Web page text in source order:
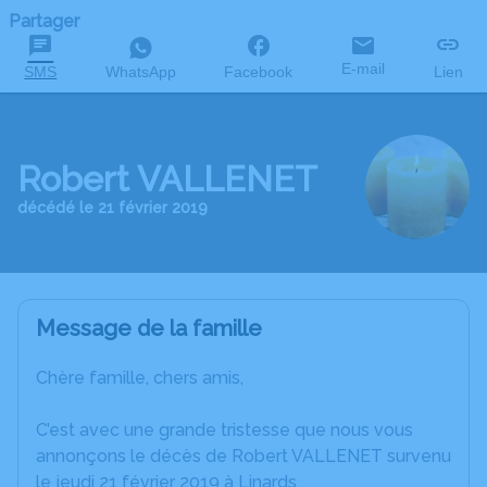
Partager
SMS WhatsApp Facebook E-mail Lien
Robert VALLENET
décédé le 21 février 2019
Message de la famille
Chère famille, chers amis,
C’est avec une grande tristesse que nous vous
annonçons le décès de Robert VALLENET survenu
le jeudi 21 février 2019 à Linards.